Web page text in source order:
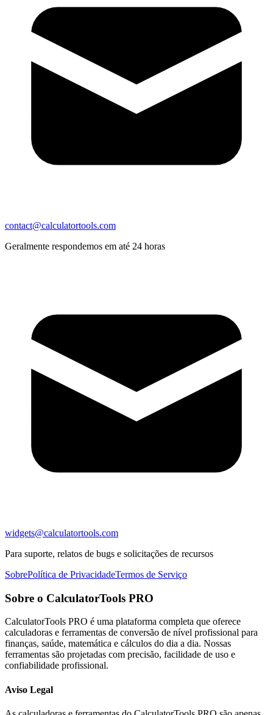
contact@calculatortools.com
Geralmente respondemos em até 24 horas
widgets@calculatortools.com
Para suporte, relatos de bugs e solicitações de recursos
SobrePolítica de PrivacidadeTermos de Serviço
Sobre o CalculatorTools PRO
CalculatorTools PRO é uma plataforma completa que oferece
calculadoras e ferramentas de conversão de nível profissional para
finanças, saúde, matemática e cálculos do dia a dia. Nossas
ferramentas são projetadas com precisão, facilidade de uso e
confiabilidade profissional.
Aviso Legal